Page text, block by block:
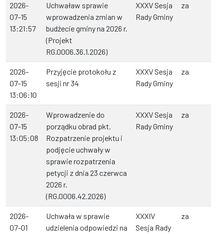
2026-
07-15
13:21:57
Uchwaław sprawie
wprowadzenia zmian w
budżecie gminy na 2026 r.
(Projekt
RG.0006.36.1.2026)
XXXV Sesja
Rady Gminy
za
2026-
07-15
13:06:10
Przyjęcie protokołu z
sesji nr 34
XXXV Sesja
Rady Gminy
za
2026-
07-15
13:05:08
Wprowadzenie do
porządku obrad pkt.
Rozpatrzenie projektu i
podjęcie uchwały w
sprawie rozpatrzenia
petycji z dnia 23 czerwca
2026 r.
(RG.0006.42.2026)
XXXV Sesja
Rady Gminy
za
2026-
07-01
Uchwała w sprawie
udzielenia odpowiedzi na
XXXIV
Sesja Rady
za